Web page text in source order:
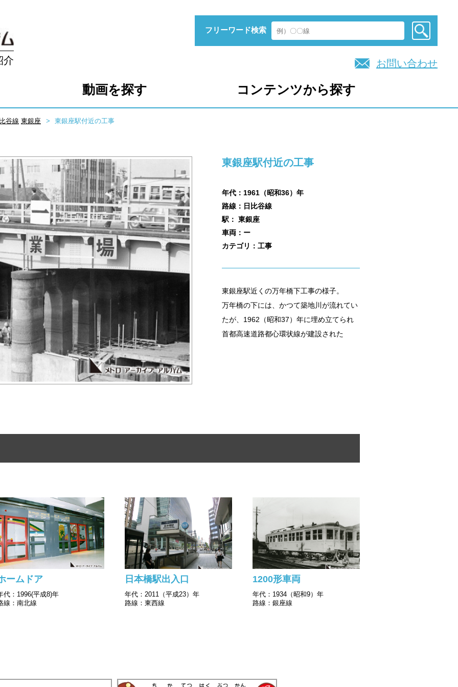
介
フリーワード検索
お問い合わせ
動画を探す コンテンツから探す
谷線 東銀座 東銀座駅付近の工事
東銀座駅付近の工事
年代：1961（昭和36）年
路線：日比谷線
駅： 東銀座
車両：ー
カテゴリ：工事
東銀座駅近くの万年橋下工事の様子。
万年橋の下には、かつて築地川が流れてい
たが、1962（昭和37）年に埋め立てられ
首都高速道路都心環状線が建設された
ームドア
代：1996(平成8)年
線：南北線
日本橋駅出入口
年代：2011（平成23）年
路線：東西線
1200形車両
年代：1934（昭和9）年
路線：銀座線